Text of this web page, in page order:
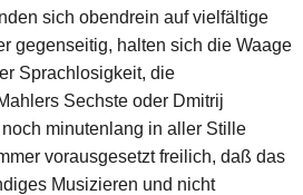
sich obendrein auf vielfältige
gegenseitig, halten sich die Waage
Sprachlosigkeit, die
Sechste oder Dmitrij
minutenlang in aller Stille
vorausgesetzt freilich, daß das
Musizieren und nicht